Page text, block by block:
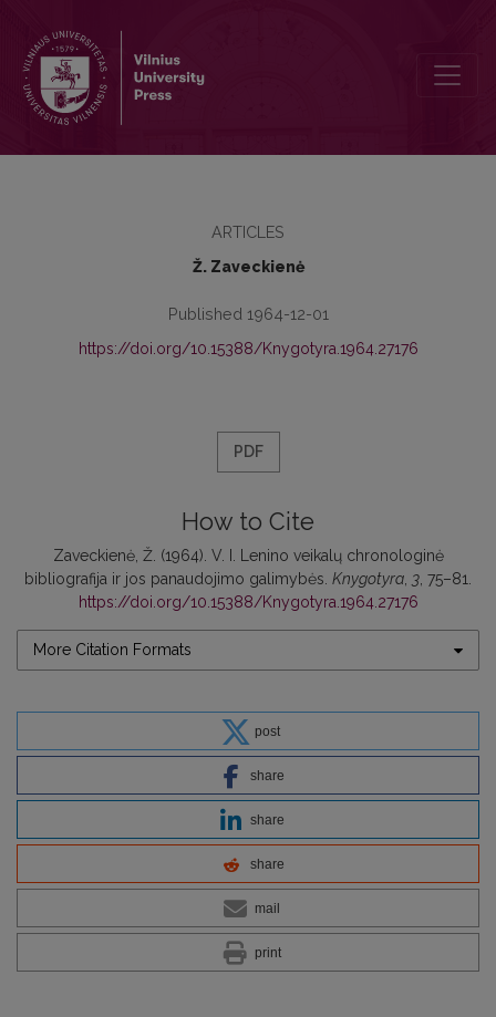
ARTICLES
Ž. Zaveckienė
Published 1964-12-01
https://doi.org/10.15388/Knygotyra.1964.27176
PDF
How to Cite
Zaveckienė, Ž. (1964). V. I. Lenino veikalų chronologinė
bibliografija ir jos panaudojimo galimybės. Knygotyra 3 , 75–81.
https://doi.org/10.15388/Knygotyra.1964.27176
More Citation Formats
post
share
share
share
mail
print